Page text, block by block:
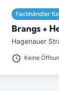
Fachhändler
Brangs +
Hagenauer
Keine